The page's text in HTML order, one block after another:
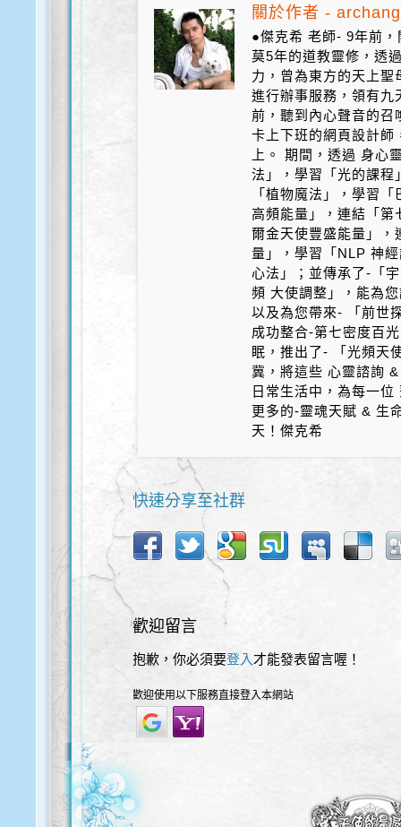
關於作者 -
●傑克希 老師- 9年前
莫5年的道教靈修，透
力，曾為東方的天上
進行辦事服務，領有
前，聽到內心聲音的召
卡上下班的網頁設計師
上。 期間，透過 身心
法」，學習「光的課程
「植物魔法」，學習
高頻能量」，連結「第
爾金天使豐盛能量」，
量」，學習「NLP 神
心法」；並傳承了-「
頻 大使調整」，能為
以及為您帶來- 「前世
成功整合-第七密度百
眠，推出了- 「光頻天
冀，將這些 心靈諮詢
日常生活中，為每一
更多的-靈魂天賦 & 生
天！傑克希
快速分享至社群
歡迎留言
抱歉，你必須要登入 才能發表留言喔！
歡迎使用以下服務直接登入本網站